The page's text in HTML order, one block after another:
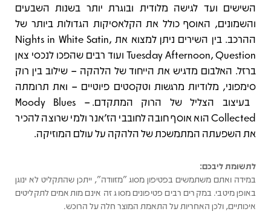
השישים ועד לגישה מלודית ובוגרת יותר בשנות השבעים
והשמונים, האוסף כולל את הקלאסיקות הגדולות ביותר של
ההרכב. בין השירים ניתן למצוא את Nights in White Satin,
Tuesday Afternoon, Question ועוד רבים שהפכו לנכסי צאן
ברזל. האלבום מדגיש את הייחוד של הלהקה – שילוב בין רוק
סימפוני, מלודיות מרגשות וטקסטים פיוטיים – ואת תרומתה
בעיצוב הצליל של הרוק המתקדם. Moody Blues –
Collected הוא אוסף חובה לחובבי הז’אנר ולמי שרוצה להכיר
את השפעתה המתמשכת של הלהקה על עולם המוזיקה.
לתשומת ליבכם:
במידה ואתם משתמשים בפטיפון מסוג "מזוודה", ייתכן שהתקליט לא ינוגן
באופן מיטבי. במקרים רבים פטיפונים מסוג זה אינם מותאמים לתקליטים
איכותיים, ולכן האחריות על התאמת המוצר חלה על הרוכש.